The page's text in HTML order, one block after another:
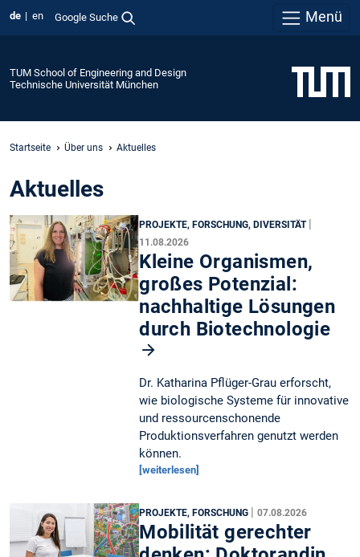
de en Google Suche Menü
TUM School of Engineering and Design
Technische Universität München
Startseite Über uns Aktuelles
Aktuelles
PROJEKTE, FORSCHUNG, DIVERSITÄT
11.08.2026
Kleine Organismen,
großes Potenzial:
nachhaltige Lösungen
durch Biotechnologie
Dr. Katharina Pflüger-Grau erforscht,
wie biologische Systeme für innovative
und ressourcenschonende
Produktionsverfahren genutzt werden
können.
[weiterlesen]
PROJEKTE, FORSCHUNG |07.08.2026
Mobilität gerechter